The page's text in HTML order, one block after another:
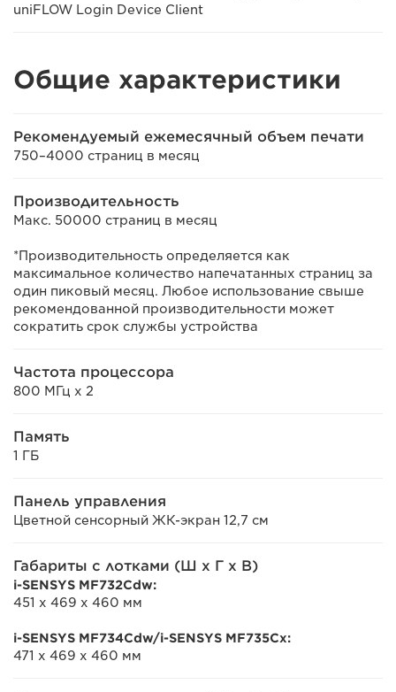
uniFLOW Login Device Client
Общие характеристики
Рекомендуемый ежемесячный объем печати
750–4000 страниц в месяц
Производительность
Макс. 50000 страниц в месяц
*Производительность определяется как
максимальное количество напечатанных страниц за
один пиковый месяц. Любое использование свыше
рекомендованной производительности может
сократить срок службы устройства
Частота процессора
800 МГц x 2
Память
1 ГБ
Панель управления
Цветной сенсорный ЖК-экран 12,7 см
Габариты с лотками (Ш x Г x В)
i-SENSYS MF732Cdw:
451 x 469 x 460 мм
i-SENSYS MF734Cdw/i-SENSYS MF735Cx:
471 x 469 x 460 мм